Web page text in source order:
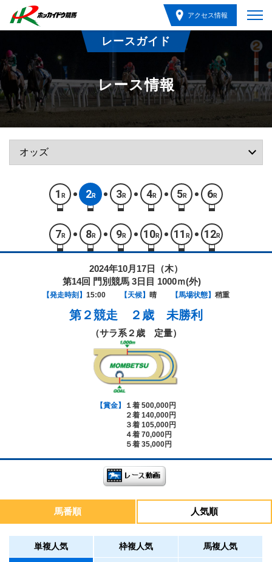
アクセス情報
レースガイド
レース情報
1 R 2R 3R 4R 5R 6R
7 R 8R 9R 10R 11 R 12R
2024年10月17日（木）
第14回 門別競馬 3日目 1000ｍ(外)
【発走時刻】 15:00 【天候】 晴 【馬場状態】 稍重
第２競走 ２歳 未勝利
（サラ系２歳 定量）
【賞金】
１着 500,000円
２着 140,000円
３着 105,000円
４着 70,000円
５着 35,000円
馬番順 人気順
単複人気 枠複人気 馬複人気